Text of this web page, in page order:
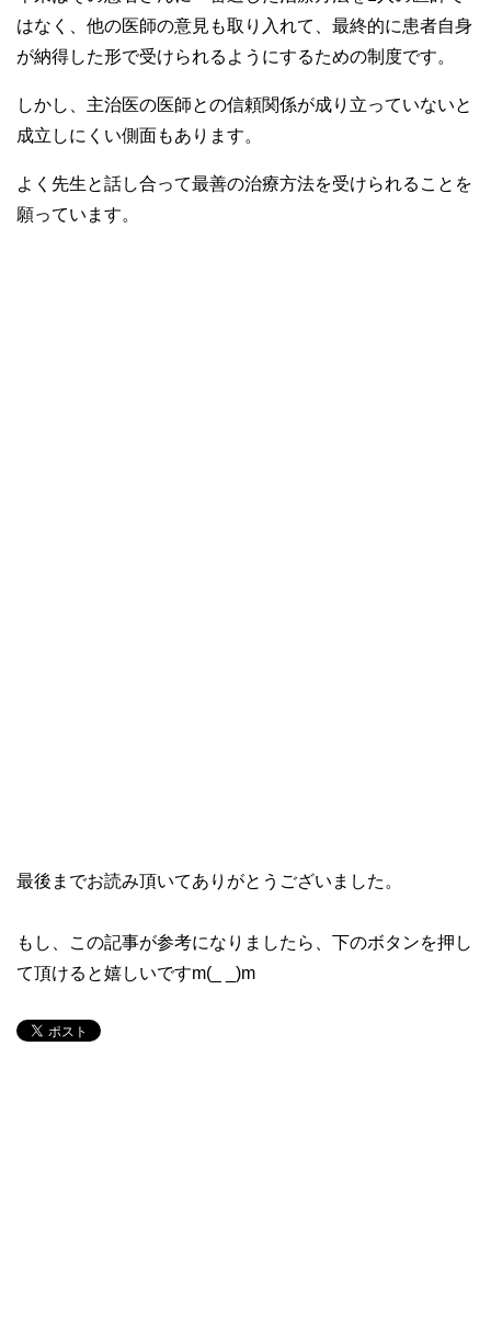
はなく、他の医師の意見も取り入れて、最終的に患者自身
が納得した形で受けられるようにするための制度です。
しかし、主治医の医師との信頼関係が成り立っていないと
成立しにくい側面もあります。
よく先生と話し合って最善の治療方法を受けられることを
願っています。
最後までお読み頂いてありがとうございました。
もし、この記事が参考になりましたら、下のボタンを押し
て頂けると嬉しいですm(_ _)m